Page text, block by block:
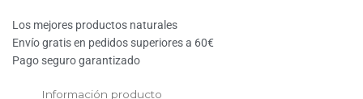
Los mejores productos naturales
Envío gratis en pedidos superiores a 60€
Pago seguro garantizado
Información producto